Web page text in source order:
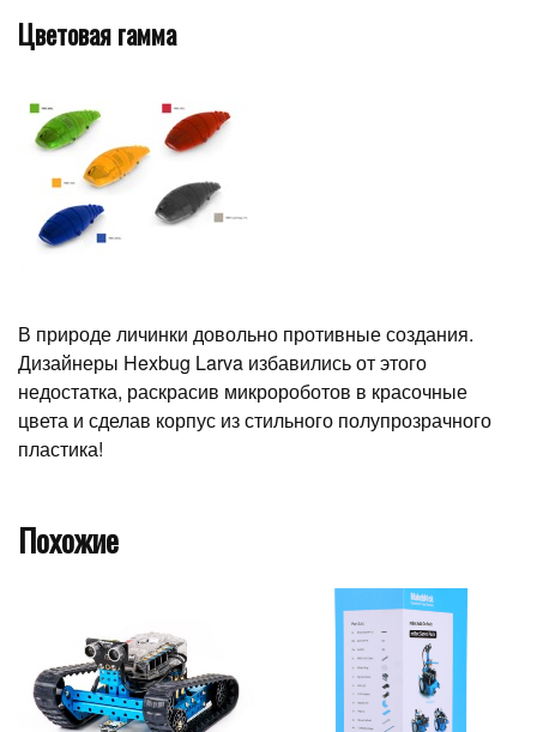
Цветовая гамма
В природе личинки довольно противные создания.
Дизайнеры Hexbug Larva избавились от этого
недостатка, раскрасив микророботов в красочные
цвета и сделав корпус из стильного полупрозрачного
пластика!
Похожие